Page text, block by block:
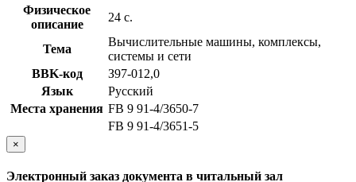
Физическое
описание
24 с.
Тема
Вычислительные машины, комплексы,
системы и сети
BBK-код
З97-012,0
Язык
Русский
Места хранения FB 9 91-4/3650-7
FB 9 91-4/3651-5
×
Электронный заказ документа в читальный зал